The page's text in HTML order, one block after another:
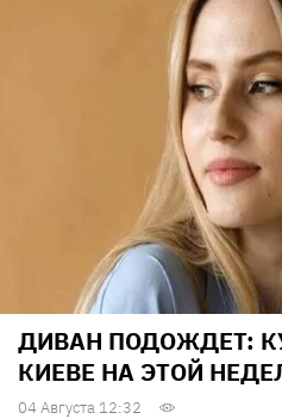
ДИВАН ПОДОЖДЕТ:
КИЕВЕ НА ЭТОЙ
04 Августа 12:32